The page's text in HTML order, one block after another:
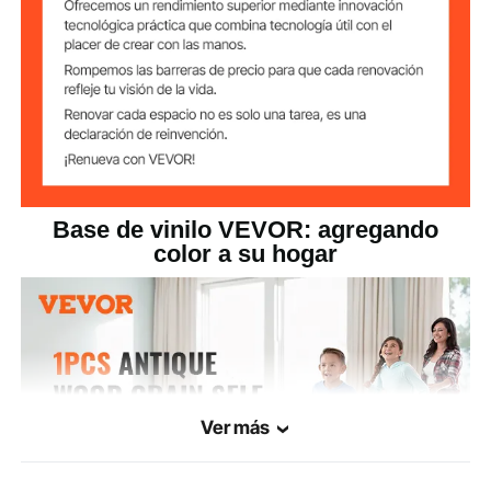
Área de cobertura 64² pies/caja
Patrón mármol blanco
Material principal Vinilo
Base de vinilo VEVOR: agregando
color a su hogar
Ver más